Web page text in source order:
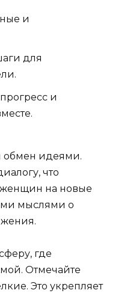
и
для
и
обмен идеями.
что
женщин на новые
мыслями о
где
Отмечайте
Это укрепляет